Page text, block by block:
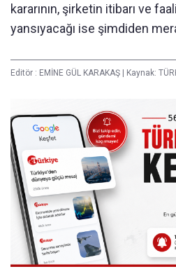
kararının, şirketin itibarı ve
yansıyacağı ise şimdiden
Editör : EMİNE GÜL KARAKAŞ Kaynak: